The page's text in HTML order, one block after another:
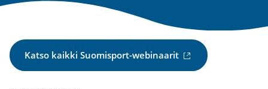
Katso kaikki Suomisport-webinaarit(ulkoinen
linkki)